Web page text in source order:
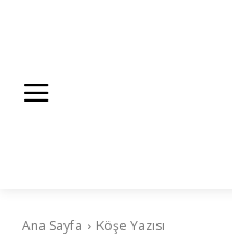
Ana Sayfa Köşe Yazısı